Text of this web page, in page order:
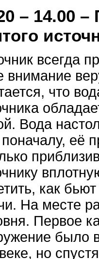
– 14.00
всегда
внимание
что
Вода
поначалу, её
как
На месте
Первое
было
но